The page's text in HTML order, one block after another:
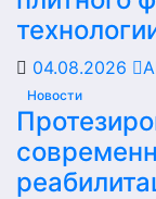
04.08.2026
Новости